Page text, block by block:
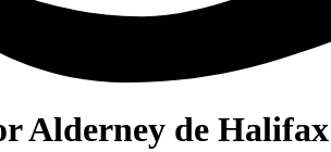
Alderney de